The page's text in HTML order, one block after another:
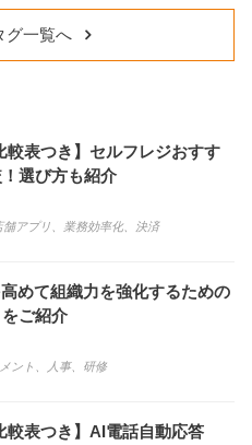
グ一覧へ
較表つき】セルフレジおすす
選び方も紹介
舗アプリ 業務効率化、 決済
めて組織力を強化するための
ご紹介
ント 人事、 研修
較表つき】AI電話自動応答